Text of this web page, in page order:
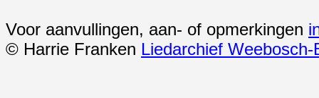
Voor aanvullingen, aan- of opmerkingen
© Harrie Franken Liedarchief Weebosch-